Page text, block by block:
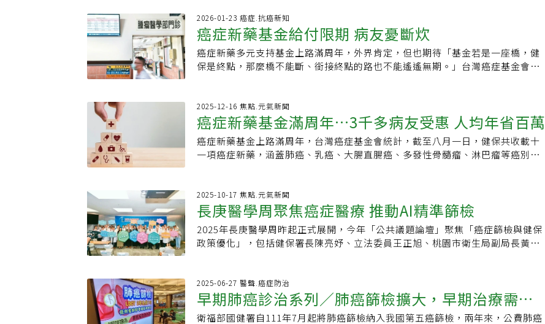
決定是否接受新藥治療，例如癌藥基金給付肺癌免疫治療合併化療，高齡病人考
量自身身體狀況，若無法承受化療副作用，可能選擇其他治療方式。台灣癌症基
金會副執行長蔡麗娟認為，癌藥基金使用率約五成，有些人可能因此解讀新藥需
求量不大，事實上仍有許多癌症病友等待新藥給付，新制上路在作業流程上也需
要時間適應磨合，希望健保署及藥廠協商可加快速度，病友團體也期待得知癌症
擔等，尤其壯年癌症病患常是家庭經濟重要支柱，恢復生產力對國家、家庭至為
重要。
2026-01-23 癌症.抗癌新知
癌症新藥基金給付限期 病友憂斷炊
癌症新藥多元支持基金上路滿周年，外界肯定，但也期待「基金若是一座橋，健
保是終點，那麼橋不能斷、銜接終點的路也不能遙遙無期。」台灣癌症基金會副
者治療之路不中斷。「癌症新藥基金是一場及時雨。」蔡麗娟指出，一名早期三
陰性乳癌患者接受免疫藥物合併化療，但因為必須自費，經濟負擔重，常掙扎是
否繼續用藥，後來透過暫時性支付取得用藥，讓她不用天人交戰。去年六月一日
起，包括轉移性非小細胞肺腺一線用藥、早期三陰性乳癌、轉移大腸直腸癌一線
用藥，都能使用免疫治療合併化療。納11藥物 逾三千家庭受惠截至目前為止，癌
合癌症新藥基金支付條件，在癌藥基金上路前，患者依病況，多需「部分自
費」，若健保僅給付免疫治療，病人需自付化療，達到免疫合併化療的治療效
果。癌藥新藥基金給付期限約為二至三年，部分患者明年就遭遇期滿，病友憂
心，屆時若無法順利銜接健保給付，治療恐陷斷炊。余忠仁指出，衛福部已成立
率不變，明年總額增加逾五四○億元，應可將癌藥新藥基金支付新藥納入給付。
「癌症治療昂貴，癌藥新藥基金永續發展，可強化醫療平權。」余忠仁分析，這
可視為平行於健保之外，新藥給付的「暫時性儲存庫」，給付時間一到就移入健
2025-12-16 焦點.元氣新聞
癌症新藥基金滿周年…3千多病友受惠 人均年省百萬
癌症新藥基金上路滿周年，台灣癌症基金會統計，截至八月一日，健保共收載十
一項癌症新藥，涵蓋肺癌、乳癌、大腸直腸癌、多發性骨髓瘤、淋巴瘤等癌別，
務預算挹注五十億元於癌症新藥基金，將視財源及醫療需求狀況，持續爭取預算
挹注，保持專款經費在一定水位，用多少補多少。賴清德總統指出，身為第一位
醫師出身的總統的他，上任後成立「健康台灣推動委員會」，將癌症防治列為優
先施政項目，訂下二○三○年達成癌症標準化死亡率降低三分之一的目標。賴總
統指出，健保持續給付新藥，連同癌症新藥基金，健保相關給付累積收載廿項新
乳癌的五十歲病友「小君」（化名）表示，以前健保卡只用來洗牙，很少看病，
在確診罹患三陰性乳癌且淋巴受侵犯時，震驚到懷疑「醫院是不是拿錯檢體」。
所幸，關鍵免疫藥物透過癌症新藥基金納入給付，如果沒有這筆基金，她大概只
2025-10-17 焦點.元氣新聞
長庚醫學周聚焦癌症醫療 推動AI精準篩檢
2025年長庚醫學周昨起正式展開，今年「公共議題論壇」聚焦「癌症篩檢與健保
政策優化」，包括健保署長陳亮妤、立法委員王正旭、桃園市衛生局副局長黃翠
園市政府合作下，已完成逾4萬人肺癌等高風險族群篩檢，揪出約150名可及早治
療的個案。目前長庚五癌陽追皆逾九成，肺癌接近百分之百。黃翠咪指出，桃園
三年前推動免費LDCT篩檢計畫，成功早期發現多名肺癌患者，期待未來能繼續與
2025-06-27 醫聲.癌症防治
早期肺癌診治系列／肺癌篩檢擴大，早期治療需求
衛福部國健署自111年7月起將肺癌篩檢納入我國第五癌篩檢，兩年來，公費肺癌